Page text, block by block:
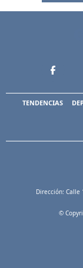
TENDENCIAS
Dirección: Calle
©